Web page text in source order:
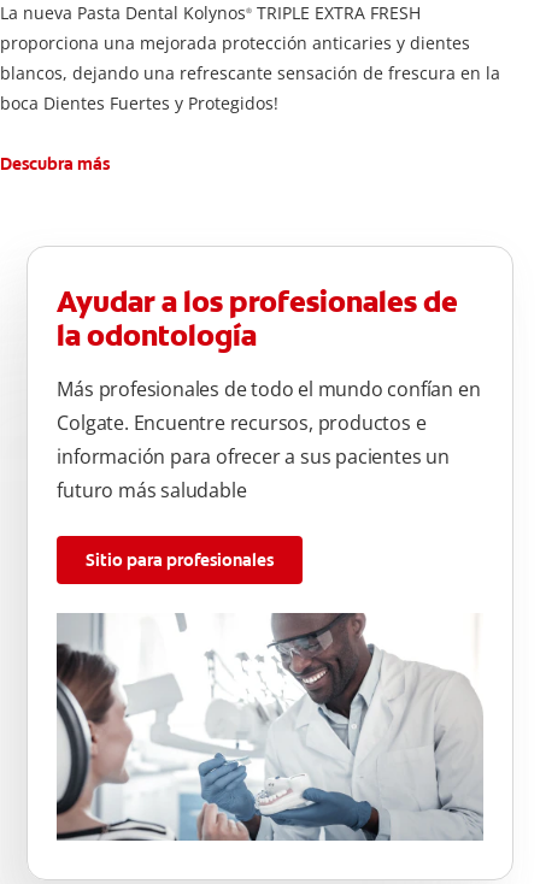
La nueva Pasta Dental Kolynos® TRIPLE EXTRA FRESH
proporciona una mejorada protección anticaries y dientes
blancos, dejando una refrescante sensación de frescura en la
boca Dientes Fuertes y Protegidos!
Descubra más
Ayudar a los profesionales de
la odontología
Más profesionales de todo el mundo confían en
Colgate. Encuentre recursos, productos e
información para ofrecer a sus pacientes un
futuro más saludable
Sitio para profesionales